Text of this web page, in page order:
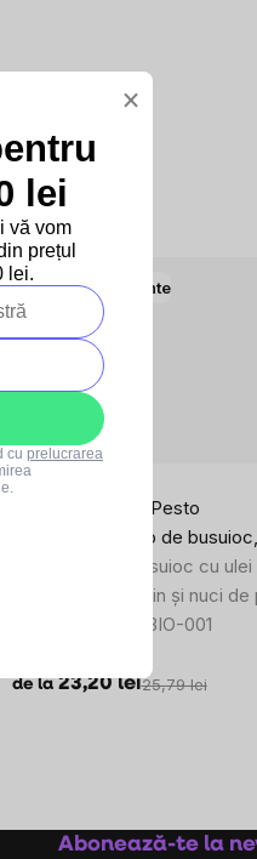
SUMMER SALE
Mai multe variante
BrainMax Pure® Pesto
Genovese, pesto de busuioc,
Pesto de busuioc cu ulei
măsline extravirgin și nuci de
/ *certificat CZ-BIO-001
de la23,20 lei25,79 lei
Abonează-te la
×
lei
vă vom
prețul
lei.
cu prelucrarea